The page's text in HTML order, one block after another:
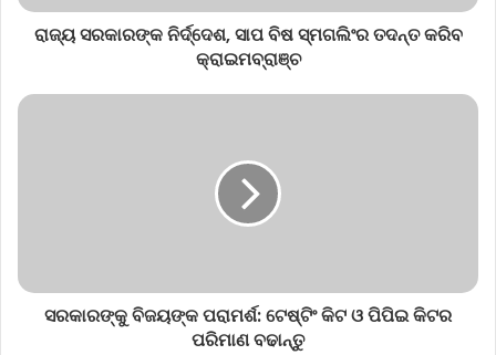
ରାଜ୍ୟ ସରକାରଙ୍କ ନିର୍ଦ୍ଦେଶ, ସାପ ବିଷ ସ୍ମଗଲିଂର ତଦନ୍ତ କରିବ
କ୍ରାଇମବ୍ରାଞ୍ଚ
ସରକାରଙ୍କୁ ବିଜୟଙ୍କ ପରାମର୍ଶ: ଟେଷ୍ଟିଂ କିଟ ଓ ପିପିଇ କିଟର
ପରିମାଣ ବଢାନ୍ତୁ